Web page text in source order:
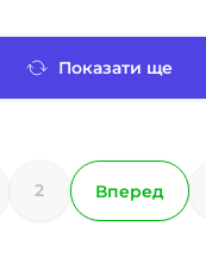
Показати ще
2 Вперед